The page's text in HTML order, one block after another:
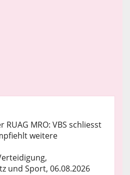
MRO: VBS schliesst
weitere
und Sport, 06.08.2026